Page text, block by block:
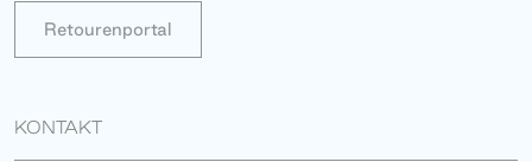
Retourenportal
KONTAKT